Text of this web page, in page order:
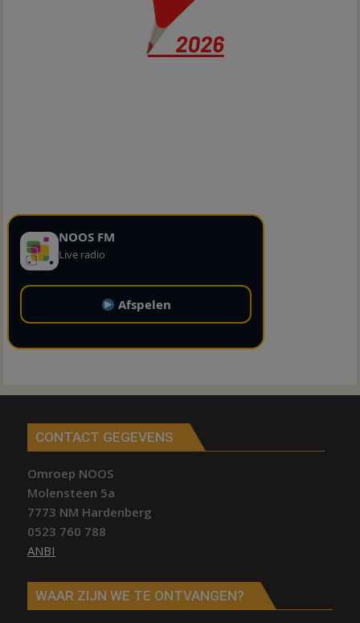
NOOS FM
Live radio
Afspelen
CONTACT GEGEVENS
Omroep NOOS
Molensteen 5a
7773 NM Hardenberg
0523 760 788
ANBI
WAAR ZIJN WE TE ONTVANGEN?